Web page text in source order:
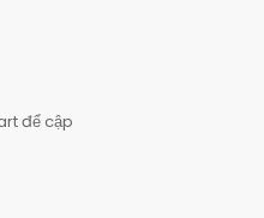
để cập